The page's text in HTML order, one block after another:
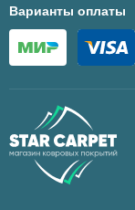
Варианты оплаты